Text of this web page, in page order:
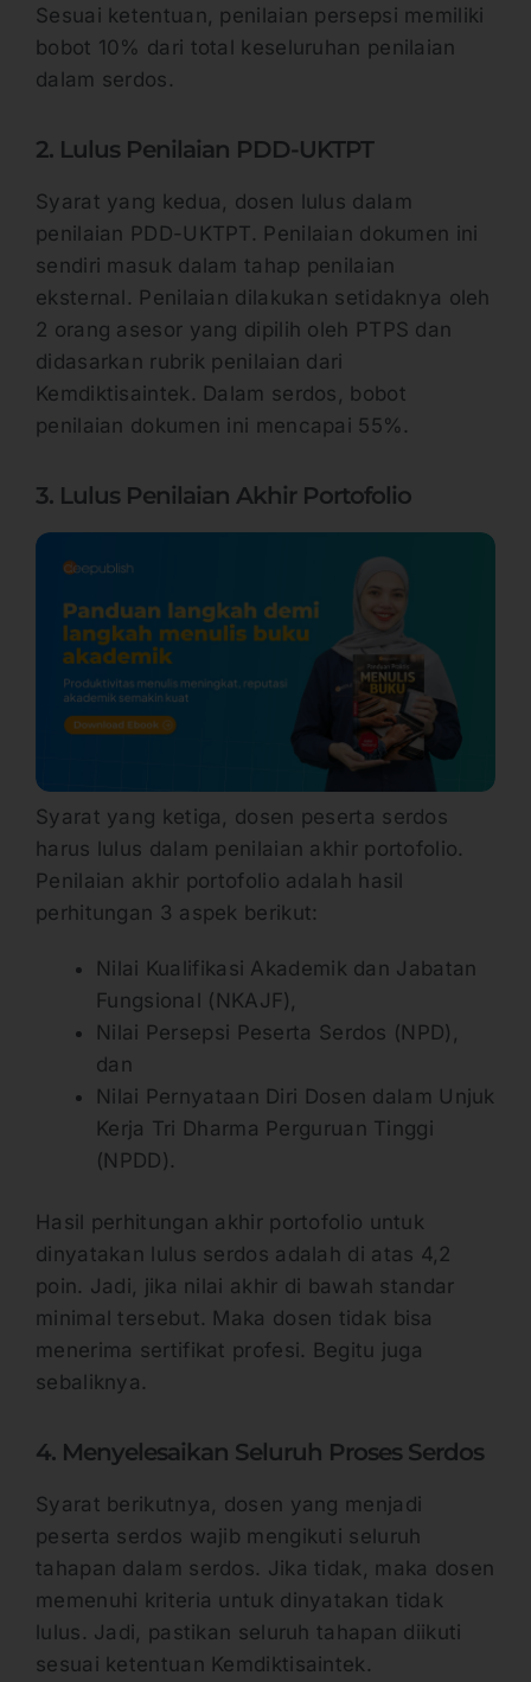
Sesuai ketentuan, penilaian persepsi memiliki
bobot 10% dari total keseluruhan penilaian
dalam serdos.
2. Lulus Penilaian PDD-UKTPT
Syarat yang kedua, dosen lulus dalam
penilaian PDD-UKTPT. Penilaian dokumen ini
sendiri masuk dalam tahap penilaian
eksternal. Penilaian dilakukan setidaknya oleh
2 orang asesor yang dipilih oleh PTPS dan
didasarkan rubrik penilaian dari
Kemdiktisaintek. Dalam serdos, bobot
penilaian dokumen ini mencapai 55%.
3. Lulus Penilaian Akhir Portofolio
Syarat yang ketiga, dosen peserta serdos
harus lulus dalam penilaian akhir portofolio.
Penilaian akhir portofolio adalah hasil
perhitungan 3 aspek berikut:
Nilai Kualifikasi Akademik dan Jabatan
Fungsional (NKAJF),
Nilai Persepsi Peserta Serdos (NPD),
dan
Nilai Pernyataan Diri Dosen dalam Unjuk
Kerja Tri Dharma Perguruan Tinggi
(NPDD).
Hasil perhitungan akhir portofolio untuk
dinyatakan lulus serdos adalah di atas 4,2
poin. Jadi, jika nilai akhir di bawah standar
minimal tersebut. Maka dosen tidak bisa
menerima sertifikat profesi. Begitu juga
sebaliknya.
4. Menyelesaikan Seluruh Proses Serdos
Syarat berikutnya, dosen yang menjadi
peserta serdos wajib mengikuti seluruh
tahapan dalam serdos. Jika tidak, maka dosen
memenuhi kriteria untuk dinyatakan tidak
lulus. Jadi, pastikan seluruh tahapan diikuti
sesuai ketentuan Kemdiktisaintek.